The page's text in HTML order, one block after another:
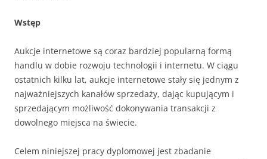
Wstęp
Aukcje internetowe są coraz bardziej popularną formą
handlu w dobie rozwoju technologii i internetu. W ciągu
ostatnich kilku lat, aukcje internetowe stały się jednym z
najważniejszych kanałów sprzedaży, dając kupującym i
sprzedającym możliwość dokonywania transakcji z
dowolnego miejsca na świecie.
Celem niniejszej pracy dyplomowej jest zbadanie